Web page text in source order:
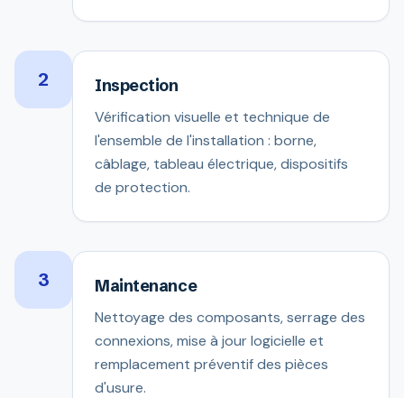
2 Inspection
Vérification visuelle et technique de
l'ensemble de l'installation : borne,
câblage, tableau électrique, dispositifs
de protection.
3 Maintenance
Nettoyage des composants, serrage des
connexions, mise à jour logicielle et
remplacement préventif des pièces
d'usure.